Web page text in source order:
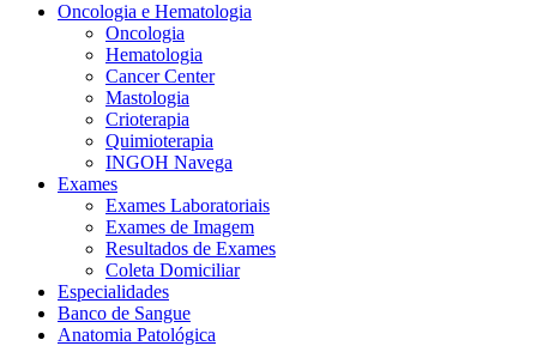
Oncologia e Hematologia
Oncologia
Hematologia
Cancer Center
Mastologia
Crioterapia
Quimioterapia
INGOH Navega
Exames
Exames Laboratoriais
Exames de Imagem
Resultados de Exames
Coleta Domiciliar
Especialidades
Banco de Sangue
Anatomia Patológica